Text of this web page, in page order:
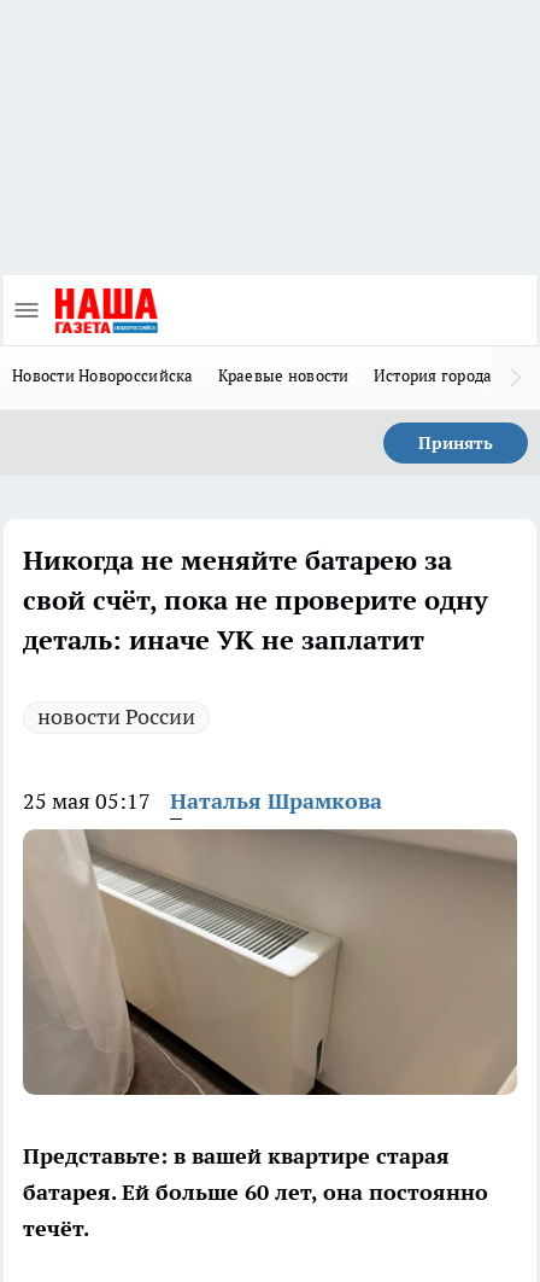
Новости Новороссийска Краевые новости История города Н
Принять
Никогда не меняйте батарею за
свой счёт, пока не проверите одну
деталь: иначе УК не заплатит
новости России
25 мая 05:17 Наталья Шрамкова
Представьте: в вашей квартире старая
батарея. Ей больше 60 лет, она постоянно
течёт.